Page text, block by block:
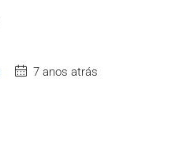
7 anos atrás